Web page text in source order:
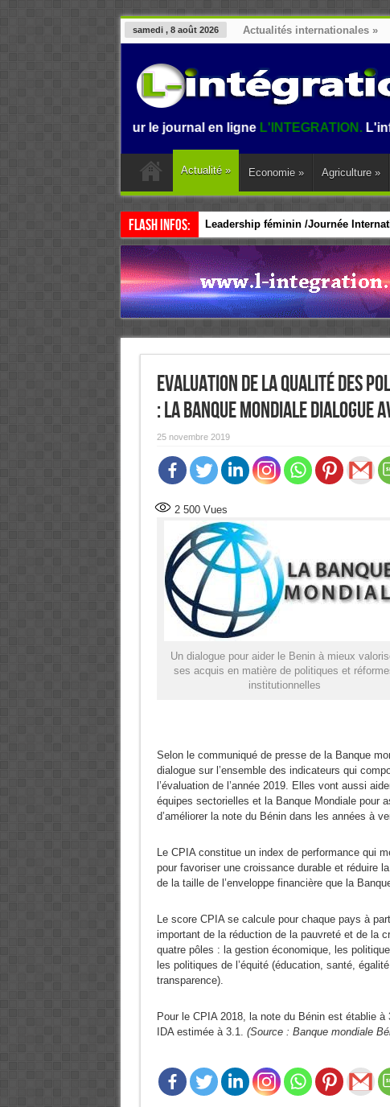
samedi , 8 août 2026 Actualités internationales »
sur le journal en ligneL'INTEGRATION.L'information
Actualité » Economie » Agriculture »
Flash Infos: Leadership féminin /Journée
Evaluation de la qualité des
: La Banque mondiale
25 novembre 2019
2 500Vues
Un dialogue pour aider le Benin à mieux
ses acquis en matière de politiques et
institutionnelles
Selon le communiqué de presse de la Banque
dialogue sur l’ensemble des indicateurs qui
l’évaluation de l’année 2019. Elles vont aussi
équipes sectorielles et la Banque Mondiale pour
d’améliorer la note du Bénin dans les années à
Le CPIA constitue un index de performance qui
pour favoriser une croissance durable et réduire
de la taille de l’enveloppe financière que la
Le score CPIA se calcule pour chaque pays à
important de la réduction de la pauvreté et de la
quatre pôles : la gestion économique, les
les politiques de l’équité (éducation, santé,
transparence).
Pour le CPIA 2018, la note du Bénin est établie
IDA estimée à 3.1. (Source : Banque mondiale